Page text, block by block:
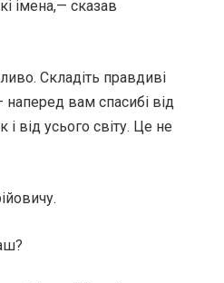
імена,— сказав
Складіть правдиві
наперед вам спасибі від
і від усього світу. Це не